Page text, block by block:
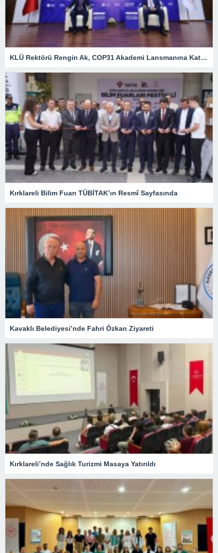
KLÜ Rektörü Rengin Ak, COP31 Akademi Lansmanına Katıldı
Kırklareli Bilim Fuarı TÜBİTAK’ın Resmî Sayfasında
Kavaklı Belediyesi’nde Fahri Özkan Ziyareti
Kırklareli’nde Sağlık Turizmi Masaya Yatırıldı